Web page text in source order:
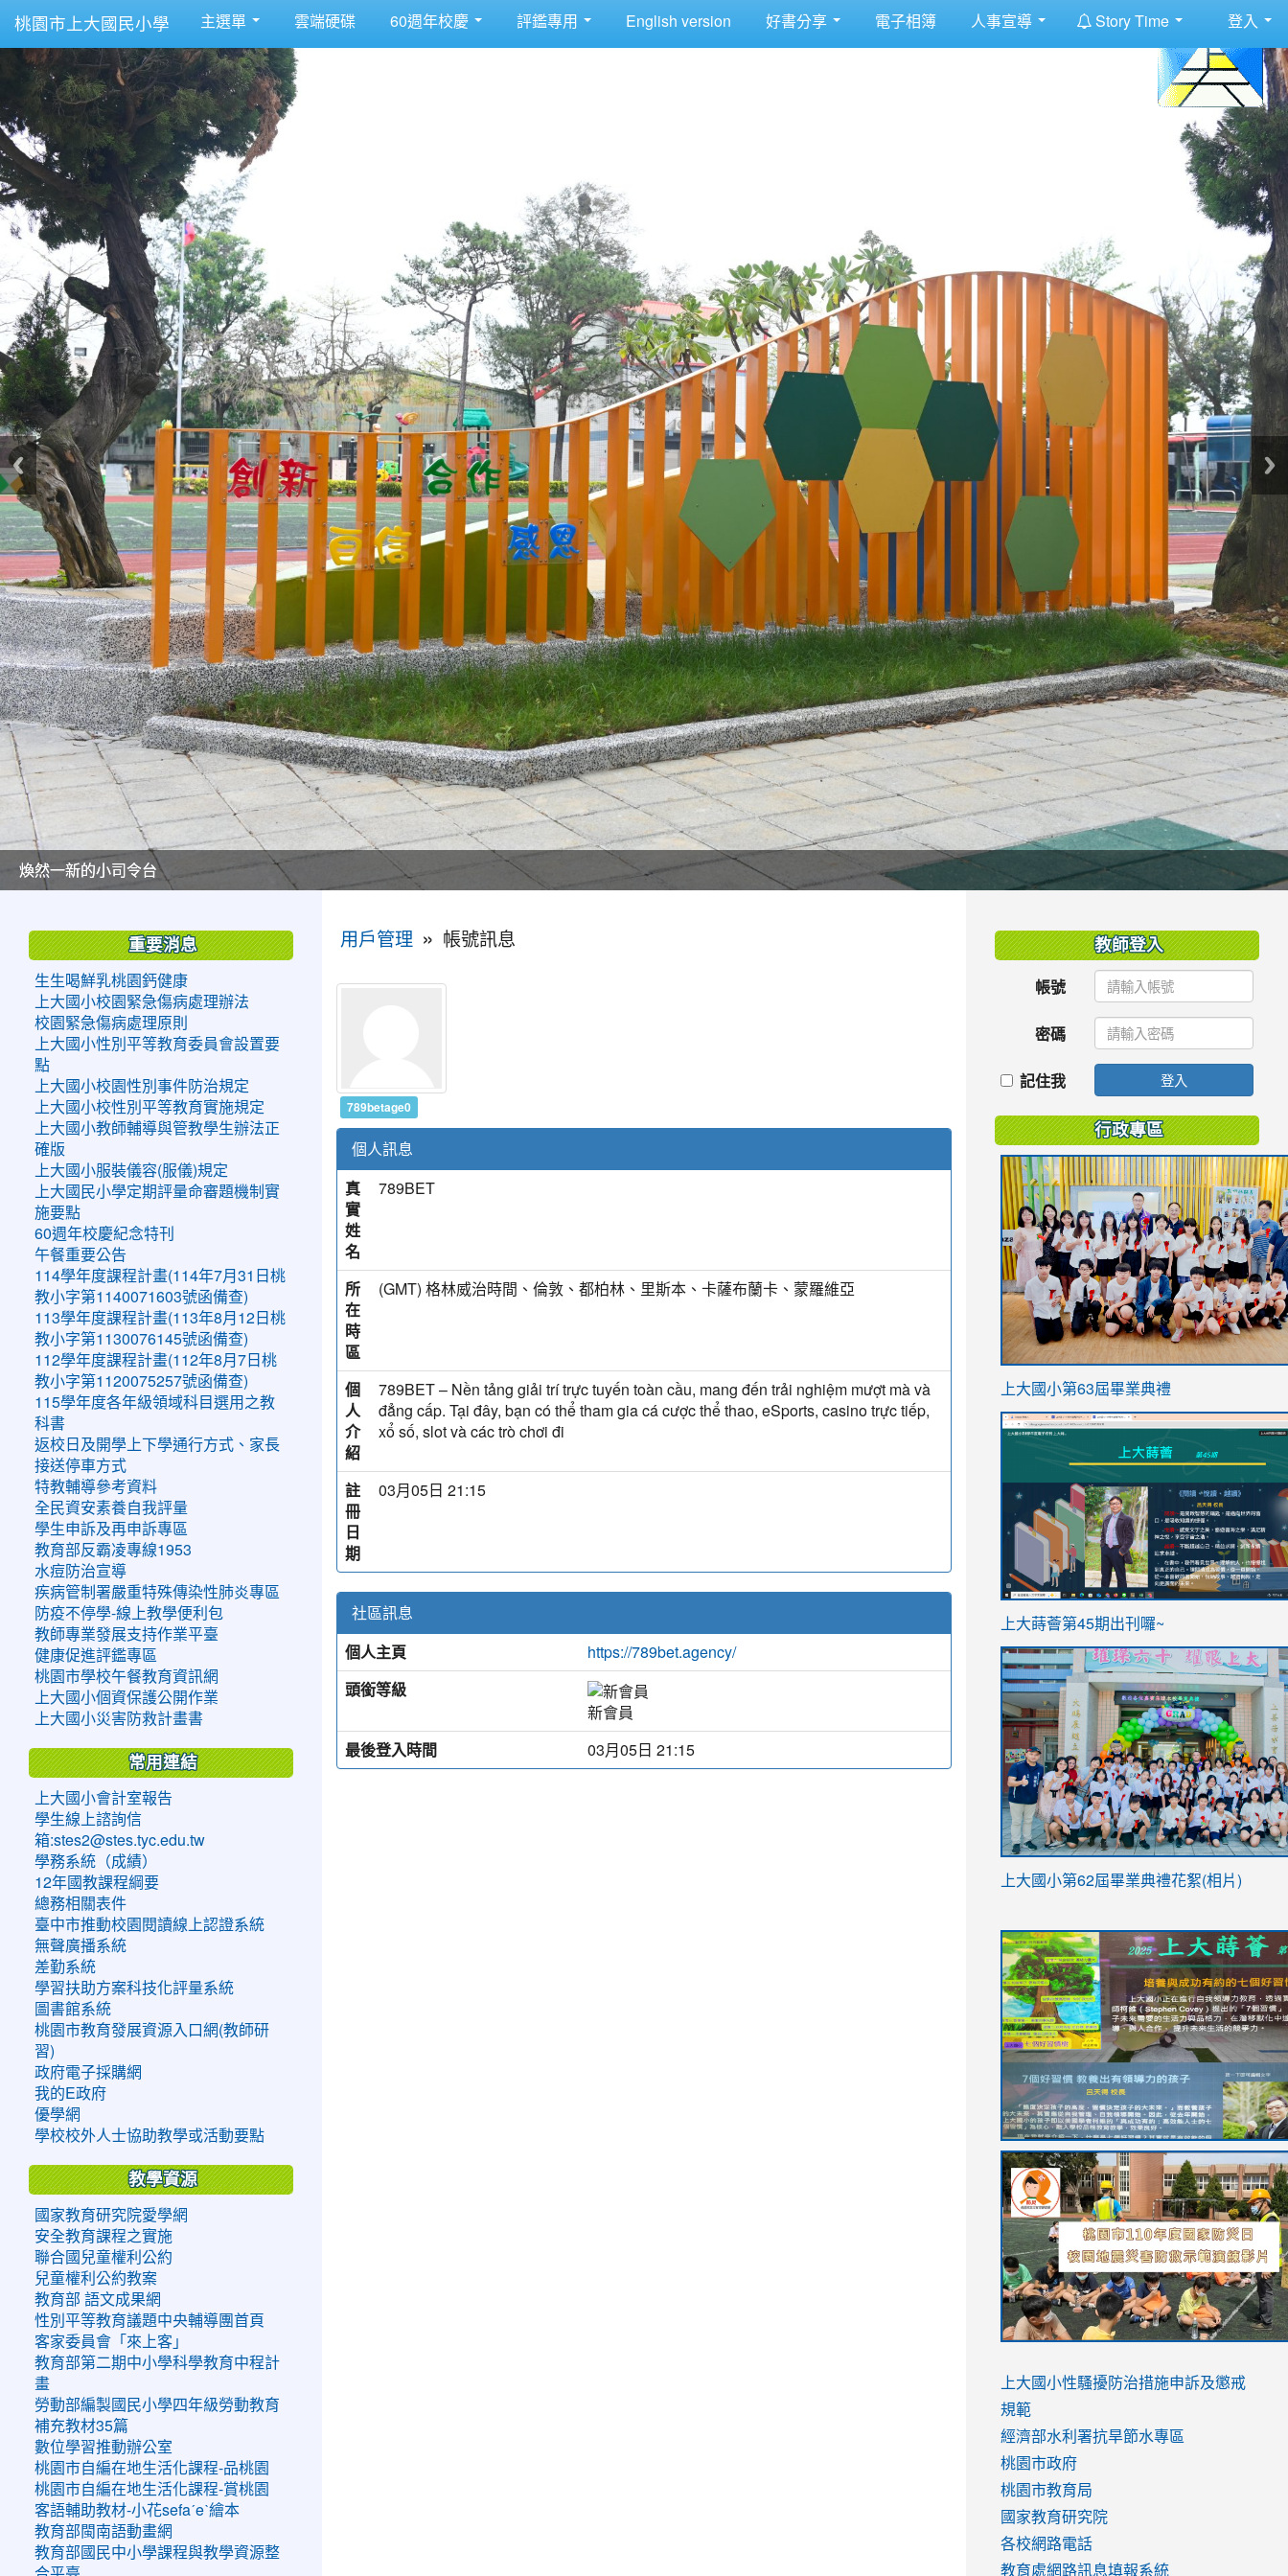
桃園市上大國民小學 主選單 雲端硬碟 60週年校慶 評鑑專用 English version 好書分享 電子相簿 人事宣導 Story Time 登入
美麗的操場是我們活力的來源
美麗的操場是我們活力的來源
煥然一新的小司令台
煥然一新的小司令台
富含桃園埤塘田園風光意象的中廊
富含桃園埤塘田園風光意象的中廊
嶄新的中庭廣場
嶄新的中庭廣場
水生池生生不息
水生池生生不息
用戶管理 » 帳號訊息
789betage0
個人訊息
真
實
姓
名
789BET
所
在
時
區
(GMT) 格林威治時間、倫敦、都柏林、里斯本、卡薩布蘭卡、蒙羅維亞
個
人
介
紹
789BET – Nền tảng giải trí trực tuyến toàn cầu, mang đến trải nghiệm mượt mà và
đẳng cấp. Tại đây, bạn có thể tham gia cá cược thể thao, eSports, casino trực tiếp,
xổ số, slot và các trò chơi đi
註
冊
日
期
03月05日 21:15
社區訊息
個人主頁
https://789bet.agency/
頭銜等級
新會員
最後登入時間
03月05日 21:15
重要消息
生生喝鮮乳桃園鈣健康
上大國小校園緊急傷病處理辦法
校園緊急傷病處理原則
上大國小性別平等教育委員會設置要
點
上大國小校園性別事件防治規定
上大國小校性別平等教育實施規定
上大國小教師輔導與管教學生辦法正
確版
上大國小服裝儀容(服儀)規定
上大國民小學定期評量命審題機制實
施要點
60週年校慶紀念特刊
午餐重要公告
114學年度課程計畫(114年7月31日桃
教小字第1140071603號函備查)
113學年度課程計畫(113年8月12日桃
教小字第1130076145號函備查)
112學年度課程計畫(112年8月7日桃
教小字第1120075257號函備查)
115學年度各年級領域科目選用之教
科書
返校日及開學上下學通行方式、家長
接送停車方式
特教輔導參考資料
全民資安素養自我評量
學生申訴及再申訴專區
教育部反霸凌專線1953
水痘防治宣導
疾病管制署嚴重特殊傳染性肺炎專區
防疫不停學-線上教學便利包
教師專業發展支持作業平臺
健康促進評鑑專區
桃園市學校午餐教育資訊網
上大國小個資保護公開作業
上大國小災害防救計畫書
常用連結
上大國小會計室報告
學生線上諮詢信
箱:stes2@stes.tyc.edu.tw
學務系統（成績）
12年國教課程綱要
總務相關表件
臺中市推動校園閱讀線上認證系統
無聲廣播系統
差勤系統
學習扶助方案科技化評量系統
圖書館系統
桃園市教育發展資源入口網(教師研
習)
政府電子採購網
我的E政府
優學網
學校校外人士協助教學或活動要點
教學資源
國家教育研究院愛學網
安全教育課程之實施
聯合國兒童權利公約
兒童權利公約教案
教育部 語文成果網
性別平等教育議題中央輔導團首頁
客家委員會「來上客」
教育部第二期中小學科學教育中程計
畫
勞動部編製國民小學四年級勞動教育
補充教材35篇
數位學習推動辦公室
桃園市自編在地生活化課程-品桃園
桃園市自編在地生活化課程-賞桃園
客語輔助教材-小花sefaˊeˋ繪本
教育部閩南語動畫網
教育部國民中小學課程與教學資源整
教師登入
帳號
密碼
記住我 登入
行政專區
link
https://sites.google.com/stes.tyc.edu.tw/
上大國小第63屆畢業典禮
link
ink
https://sites.google.com/stes.tyc.edu.tw/
link
https://sites.google.com/stes.tyc.edu.tw/
上大蒔薈第45期出刊囉~
link
YfDQppRvyMk686kIw6SBbssEIZ6WnT/
usp=sharing
上大國小第62屆畢業典禮花絮(相片)
to
https://drive.google.com/file/d/1I-
YfDQppRvyMk686kIw6SBbssEIZ6WnT/
usp=sharing
to
https://sites.google.com/stes.tyc.edu.tw/
link
to
https://sites.google.com/stes.tyc.edu.tw/
link
to
https://drive.google.com/file/d/
usp=sharing
link
to
https://youtu.be/jJOMVWY3-
8M
link
to
https://drive.google.com/file/d/
usp=sharing
to
https://www.youtube.com/watch?
v=hC_gdZndU9s
to
https://www.youtube.com/watch?
v=hC_gdZndU9s
link
to
https://www.youtube.com/watch?
v=mfpNykQ0g4M
上大國小性騷擾防治措施申訴及懲戒
規範
經濟部水利署抗旱節水專區
桃園市政府
桃園市教育局
國家教育研究院
各校網路電話
教育處網路訊息填報系統